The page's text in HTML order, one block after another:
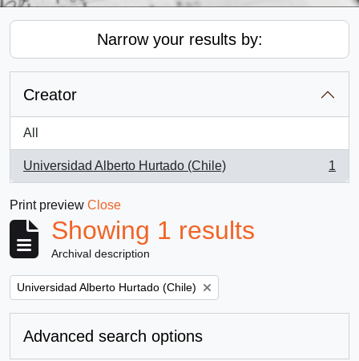
Narrow your results by:
Creator
All
Universidad Alberto Hurtado (Chile)
, 1 results
1
Print preview Close
Showing 1 results
Archival description
Remove filter:
Universidad Alberto Hurtado (Chile)
Advanced search options